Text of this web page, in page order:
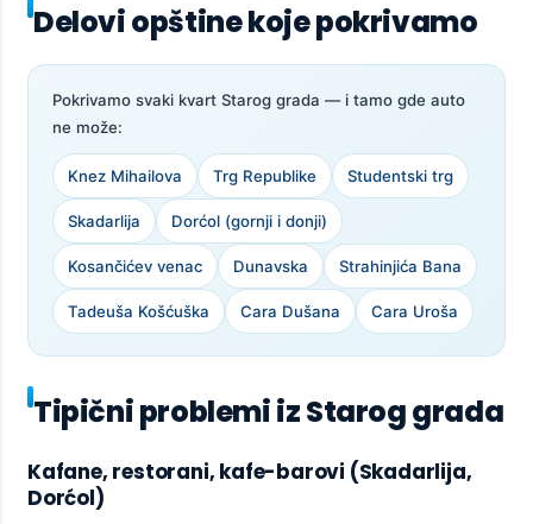
Delovi opštine koje pokrivamo
Pokrivamo svaki kvart Starog grada — i tamo gde auto
ne može:
Knez Mihailova Trg Republike Studentski trg
Skadarlija Dorćol (gornji i donji)
Kosančićev venac Dunavska Strahinjića Bana
Tadeuša Košćuška Cara Dušana Cara Uroša
Tipični problemi iz Starog grada
Kafane, restorani, kafe-barovi (Skadarlija,
Dorćol)